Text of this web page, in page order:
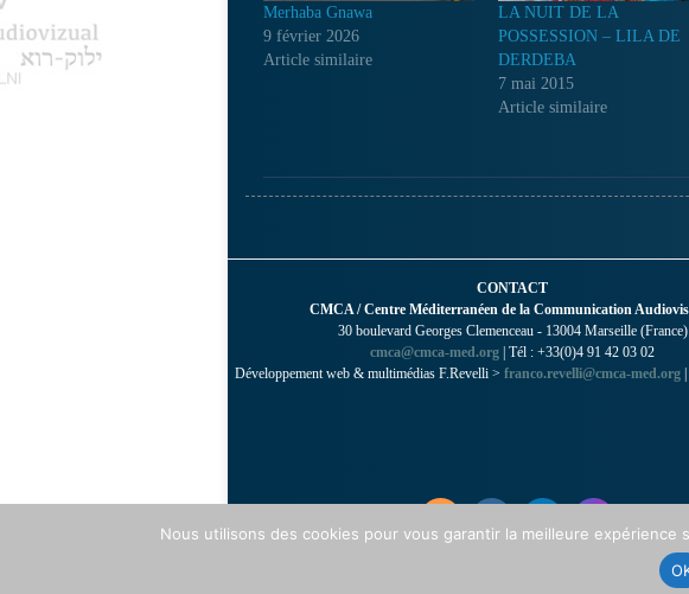
Merhaba Gnawa
9 février 2026
Article similaire
LA NUIT DE LA
POSSESSION – LILA DE
DERDEBA
7 mai 2015
Article similaire
CONTACT
CMCA / Centre Méditerranéen de la Communication
30 boulevard Georges Clemenceau - 13004 Marseille (France)
cmca@cmca-med.org | Tél : +33(0)4 91 42 03 02
Développement web & multimédias F.Revelli > franco.revelli@cmca-med.org |
Nous utilisons des cookies pour vous garantir la meilleure